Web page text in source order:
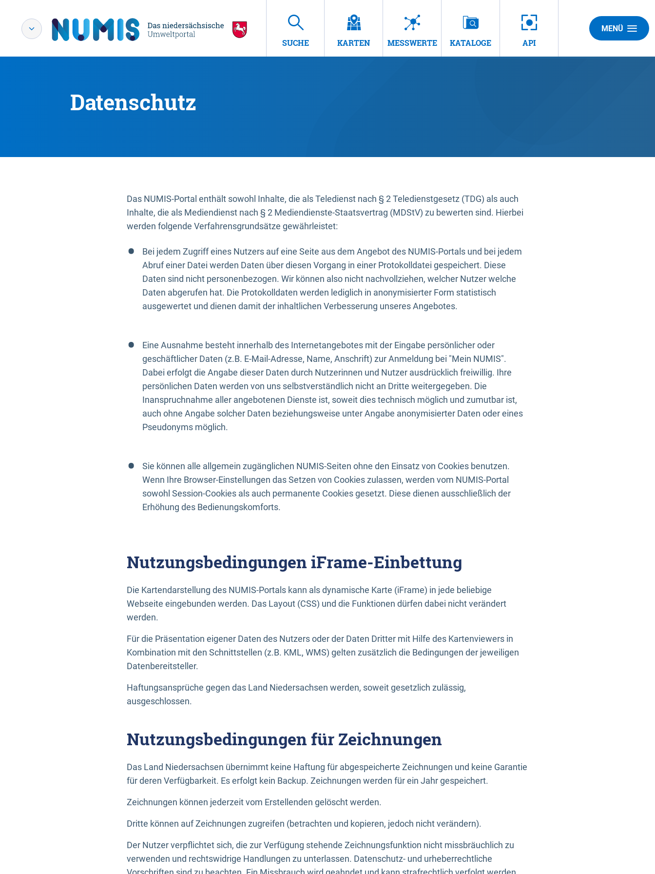
SUCHE KARTEN MESSWERTE KATALOGE API
MENÜ
Datenschutz
Das NUMIS-Portal enthält sowohl Inhalte, die als Teledienst nach § 2 Teledienstgesetz (TDG) als auch
Inhalte, die als Mediendienst nach § 2 Mediendienste-Staatsvertrag (MDStV) zu bewerten sind. Hierbei
werden folgende Verfahrensgrundsätze gewährleistet:
Bei jedem Zugriff eines Nutzers auf eine Seite aus dem Angebot des NUMIS-Portals und bei jedem
Abruf einer Datei werden Daten über diesen Vorgang in einer Protokolldatei gespeichert. Diese
Daten sind nicht personenbezogen. Wir können also nicht nachvollziehen, welcher Nutzer welche
Daten abgerufen hat. Die Protokolldaten werden lediglich in anonymisierter Form statistisch
ausgewertet und dienen damit der inhaltlichen Verbesserung unseres Angebotes.
Eine Ausnahme besteht innerhalb des Internetangebotes mit der Eingabe persönlicher oder
geschäftlicher Daten (z.B. E-Mail-Adresse, Name, Anschrift) zur Anmeldung bei "Mein NUMIS".
Dabei erfolgt die Angabe dieser Daten durch Nutzerinnen und Nutzer ausdrücklich freiwillig. Ihre
persönlichen Daten werden von uns selbstverständlich nicht an Dritte weitergegeben. Die
Inanspruchnahme aller angebotenen Dienste ist, soweit dies technisch möglich und zumutbar ist,
auch ohne Angabe solcher Daten beziehungsweise unter Angabe anonymisierter Daten oder eines
Pseudonyms möglich.
Sie können alle allgemein zugänglichen NUMIS-Seiten ohne den Einsatz von Cookies benutzen.
Wenn Ihre Browser-Einstellungen das Setzen von Cookies zulassen, werden vom NUMIS-Portal
sowohl Session-Cookies als auch permanente Cookies gesetzt. Diese dienen ausschließlich der
Erhöhung des Bedienungskomforts.
Nutzungsbedingungen iFrame-Einbettung
Die Kartendarstellung des NUMIS-Portals kann als dynamische Karte (iFrame) in jede beliebige
Webseite eingebunden werden. Das Layout (CSS) und die Funktionen dürfen dabei nicht verändert
werden.
Für die Präsentation eigener Daten des Nutzers oder der Daten Dritter mit Hilfe des Kartenviewers in
Kombination mit den Schnittstellen (z.B. KML, WMS) gelten zusätzlich die Bedingungen der jeweiligen
Datenbereitsteller.
Haftungsansprüche gegen das Land Niedersachsen werden, soweit gesetzlich zulässig,
ausgeschlossen.
Nutzungsbedingungen für Zeichnungen
Das Land Niedersachsen übernimmt keine Haftung für abgespeicherte Zeichnungen und keine Garantie
für deren Verfügbarkeit. Es erfolgt kein Backup. Zeichnungen werden für ein Jahr gespeichert.
Zeichnungen können jederzeit vom Erstellenden gelöscht werden.
Dritte können auf Zeichnungen zugreifen (betrachten und kopieren, jedoch nicht verändern).
Der Nutzer verpflichtet sich, die zur Verfügung stehende Zeichnungsfunktion nicht missbräuchlich zu
verwenden und rechtswidrige Handlungen zu unterlassen. Datenschutz- und urheberrechtliche